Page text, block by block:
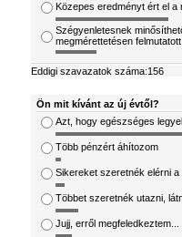
Közepes eredményt ért el
Szégyenletesnek
megmérettetésen
Eddigi szavazatok száma:156
Ön mit kívánt az új évtől?
Azt, hogy egészséges
Több pénzért áhítozom
Sikereket szeretnék elérni
Többet szeretnék utazni,
Jujj, erről megfeledkeztem...